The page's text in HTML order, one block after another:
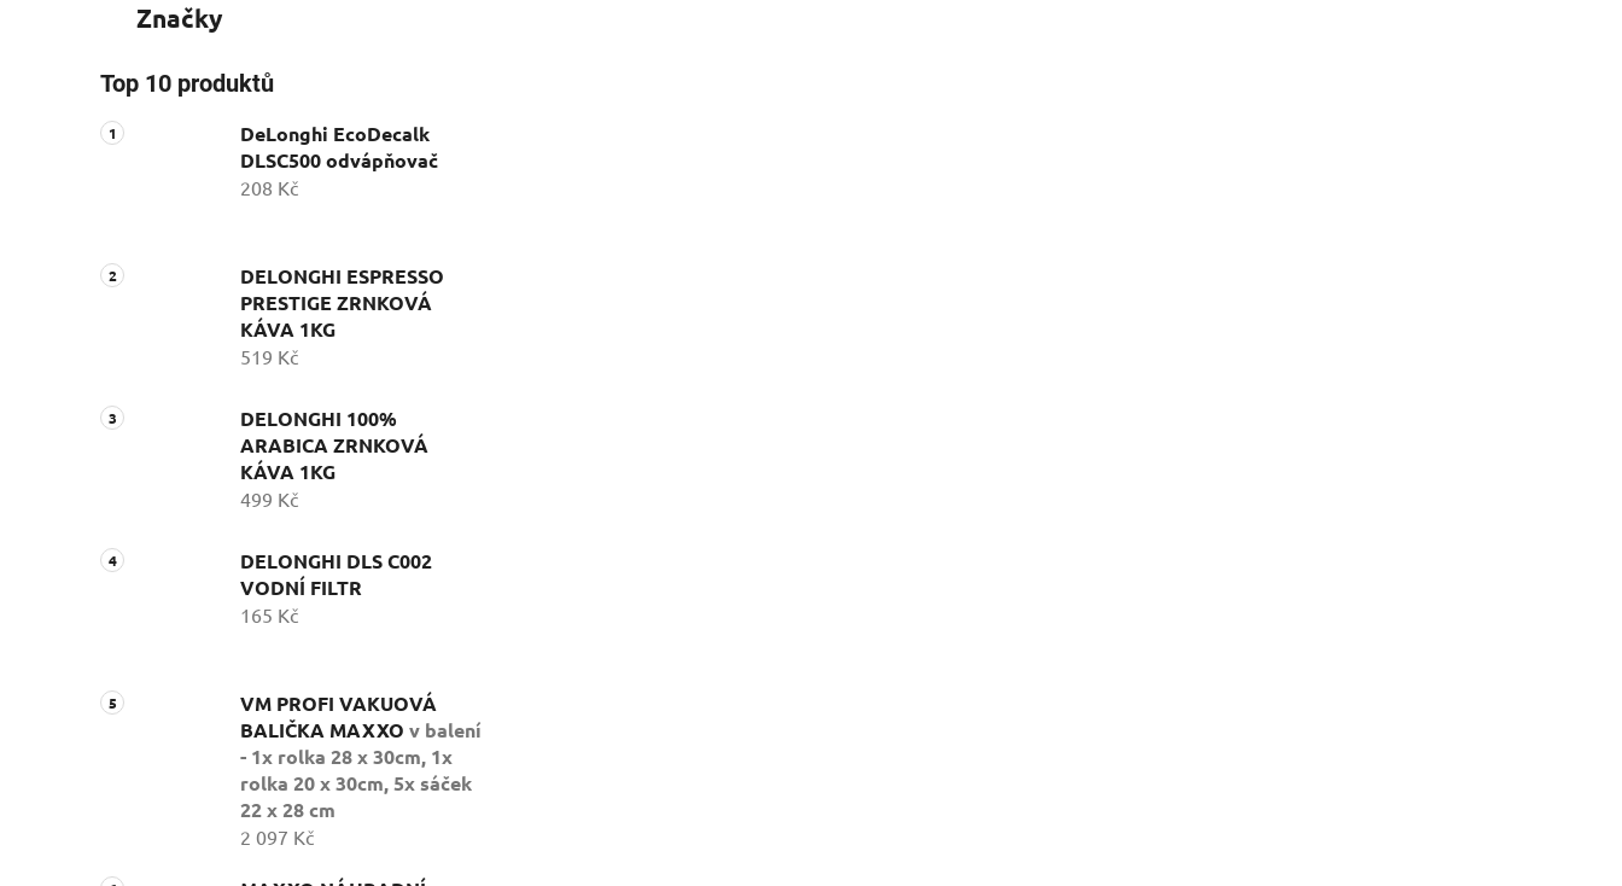
Značky
Top 10 produktů
DeLonghi EcoDecalk
DLSC500 odvápňovač
208 Kč
DELONGHI ESPRESSO
PRESTIGE ZRNKOVÁ
KÁVA 1KG
519 Kč
DELONGHI 100%
ARABICA ZRNKOVÁ
KÁVA 1KG
499 Kč
DELONGHI DLS C002
VODNÍ FILTR
165 Kč
VM PROFI VAKUOVÁ
BALIČKA MAXXO v balení
- 1x rolka 28 x 30cm, 1x
rolka 20 x 30cm, 5x sáček
22 x 28 cm
2 097 Kč